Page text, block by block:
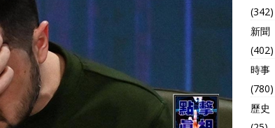
(342)
新聞
(402)
時事
(780)
歷史